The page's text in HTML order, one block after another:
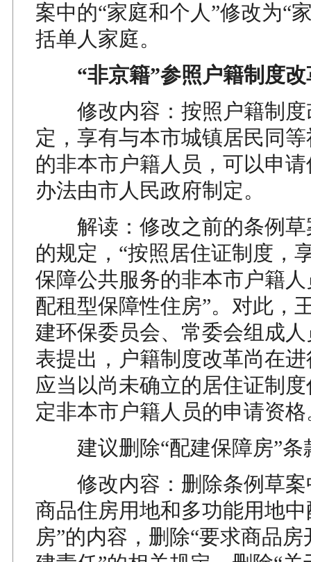
案中的“家庭和个人”修改为“
括单人家庭。
“非京籍”参照户籍制度改
修改内容：按照户籍制度
定，享有与本市城镇居民同
的非本市户籍人员，可以申
办法由市人民政府制定。
解读：修改之前的条例草
的规定，“按照居住证制度，
保障公共服务的非本市户籍
配租型保障性住房”。对此，
建环保委员会、常委会组成
表提出，户籍制度改革尚在
应当以尚未确立的居住证制
定非本市户籍人员的申请资格
建议删除“配建保障房”条
修改内容：删除条例草案
商品住房用地和多功能用地
房”的内容，删除“要求商品